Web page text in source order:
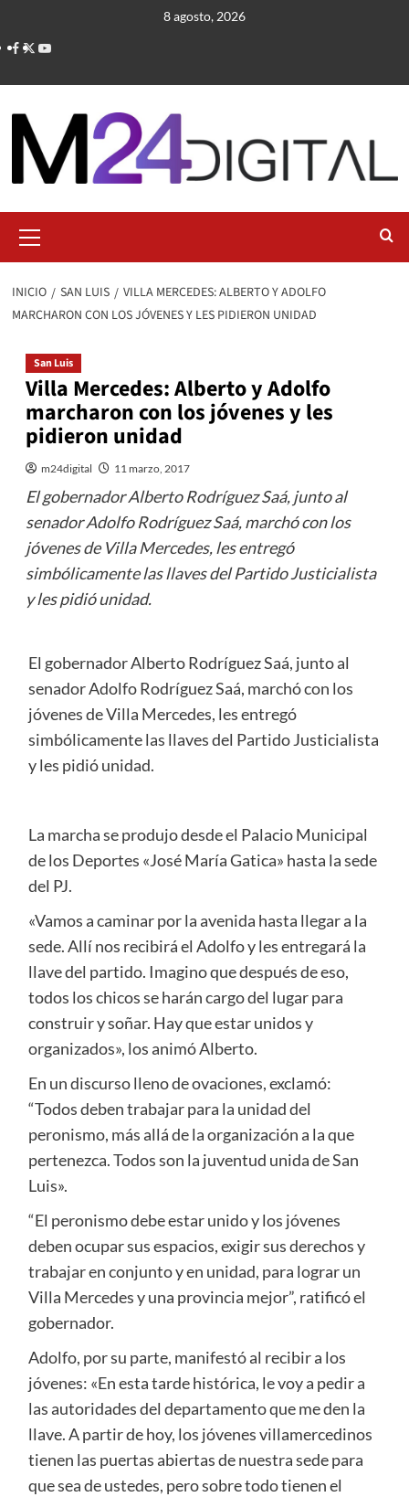
contenido
8 agosto, 2026
primario
INICIO SAN LUIS
VILLA MERCEDES: ALBERTO Y ADOLFO
MARCHARON CON LOS JÓVENES Y LES PIDIERON UNIDAD
San Luis
Villa Mercedes: Alberto y Adolfo
marcharon con los jóvenes y les
pidieron unidad
m24digital 11 marzo, 2017
El gobernador Alberto Rodríguez Saá, junto al
senador Adolfo Rodríguez Saá, marchó con los
jóvenes de Villa Mercedes, les entregó
simbólicamente las llaves del Partido Justicialista
y les pidió unidad.
El gobernador Alberto Rodríguez Saá, junto al
senador Adolfo Rodríguez Saá, marchó con los
jóvenes de Villa Mercedes, les entregó
simbólicamente las llaves del Partido Justicialista
y les pidió unidad.
La marcha se produjo desde el Palacio Municipal
de los Deportes «José María Gatica» hasta la sede
del PJ.
«Vamos a caminar por la avenida hasta llegar a la
sede. Allí nos recibirá el Adolfo y les entregará la
llave del partido. Imagino que después de eso,
todos los chicos se harán cargo del lugar para
construir y soñar. Hay que estar unidos y
organizados», los animó Alberto.
En un discurso lleno de ovaciones, exclamó:
“Todos deben trabajar para la unidad del
peronismo, más allá de la organización a la que
pertenezca. Todos son la juventud unida de San
Luis».
“El peronismo debe estar unido y los jóvenes
deben ocupar sus espacios, exigir sus derechos y
trabajar en conjunto y en unidad, para lograr un
Villa Mercedes y una provincia mejor”, ratificó el
gobernador.
Adolfo, por su parte, manifestó al recibir a los
jóvenes: «En esta tarde histórica, le voy a pedir a
las autoridades del departamento que me den la
llave. A partir de hoy, los jóvenes villamercedinos
tienen las puertas abiertas de nuestra sede para
que sea de ustedes, pero sobre todo tienen el